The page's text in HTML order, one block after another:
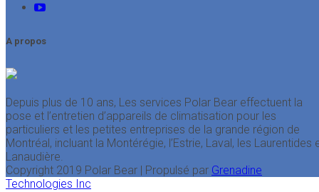
A propos
Depuis plus de 10 ans, Les services Polar Bear effectuent la
pose et l’entretien d’appareils de climatisation pour les
particuliers et les petites entreprises de la grande région de
Montréal, incluant la Montérégie, l’Estrie, Laval, les Laurentides
Lanaudière.
Copyright 2019 Polar Bear | Propulsé par Grenadine
Technologies Inc